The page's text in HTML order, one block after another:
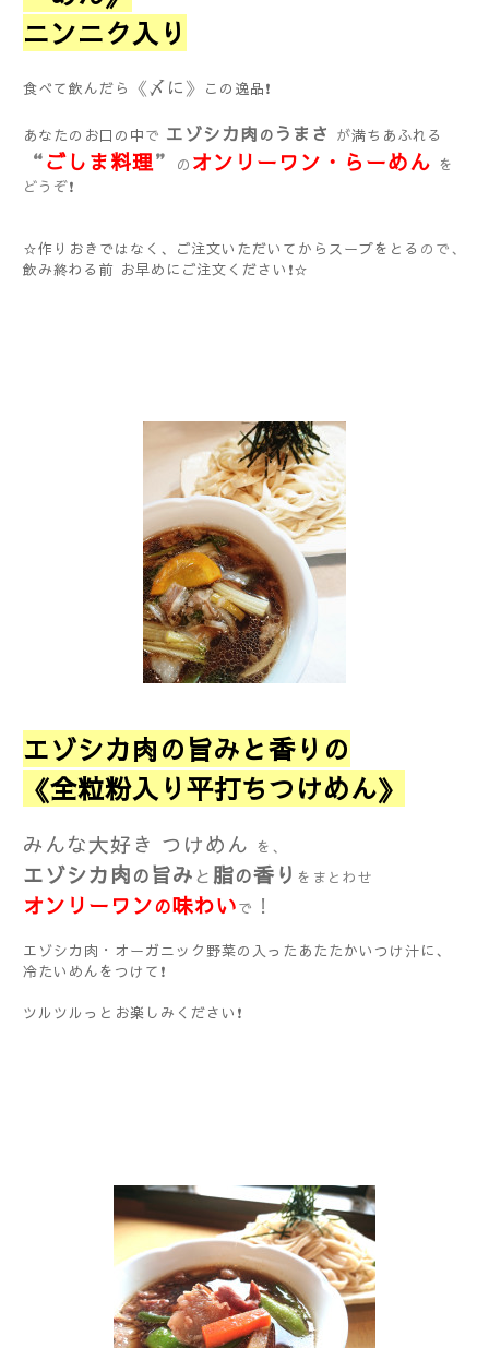
ニンニク入り
食べて飲んだら 《〆に》 この逸品❗
あなたのお口の中で エゾシカ肉 の うまさ が満ちあふれる
“ごしま料理” の オンリーワン・らーめん を
どうぞ❗
☆作りおきではなく、ご注文いただいてからスープをとる ので、
飲み終わる前 お早めにご注文ください❗☆
エゾシカ肉の旨みと香りの
《全粒粉入り平打ちつけめん》
みんな大好き つけめん を、
エゾシカ肉の旨みと脂の香り をまとわせ
オンリーワンの味わいで ！
エゾシカ肉・オーガニック野菜の入ったあたたかいつけ汁に、
冷たいめんをつけて❗
ツルツルっとお楽しみください❗